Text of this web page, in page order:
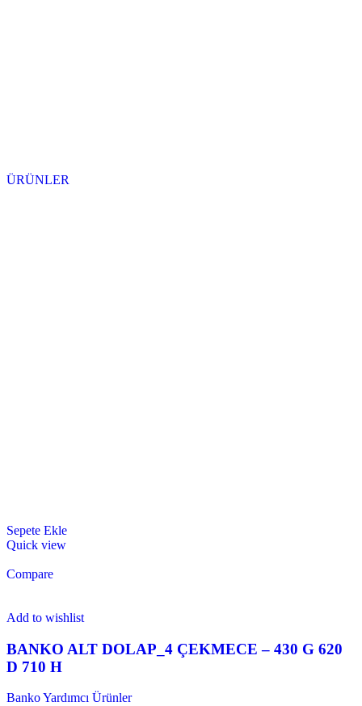
ÜRÜNLER
Sepete Ekle
Quick view
Compare
Add to wishlist
BANKO ALT DOLAP_4 ÇEKMECE – 430 G 620
D 710 H
Banko Yardımcı Ürünler